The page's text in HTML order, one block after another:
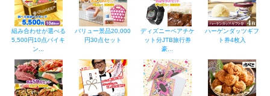
組み合わせが選べる
5,500円10点バイキ
ン...
バリュー景品20,000
円30点セット
ディズニーペアチケ
ット分JTB旅行券
豪...
ハーゲンダッツギフ
ト券4枚入